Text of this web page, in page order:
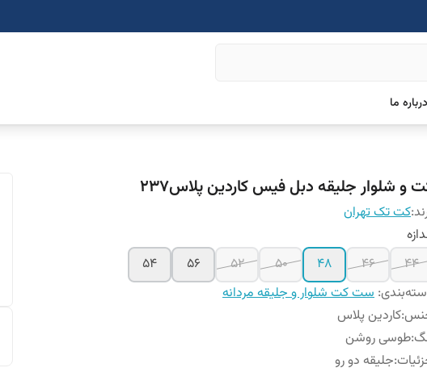
درباره ما
و شلوار جلیقه دبل فیس کاردین پلاس237
کت تک تهران
44
46
48
50
52 ۵۶
۵۴
: ست کت شلوار و جلیقه مردانه
:کاردین پلاس
:طوسی روشن
:جلیقه دو رو